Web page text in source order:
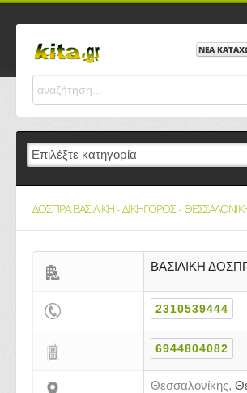
ΝΕΑ
ΔΟΣΠΡΑ ΒΑΣΙΛΙΚΗ - ΔΙΚΗΓΟΡΟΣ -
ΒΑΣΙΛΙΚΗ
2310539444
6944804082
Θεσσαλονίκης,